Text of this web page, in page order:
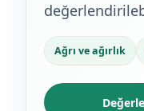
Ağrı ve ağırlık